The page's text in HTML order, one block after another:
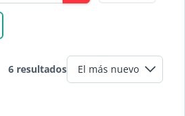
6 resultados